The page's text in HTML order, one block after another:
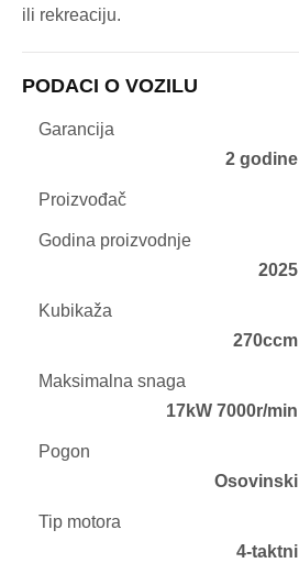
ili rekreaciju.
PODACI O VOZILU
Garancija
2 godine
Proizvođač
Godina proizvodnje
2025
Kubikaža
270ccm
Maksimalna snaga
17kW 7000r/min
Pogon
Osovinski
Tip motora
4-taktni